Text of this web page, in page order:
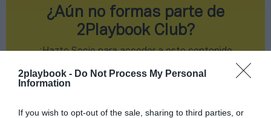
2playbook - Do Not Process My Personal
Information
If you wish to opt-out of the sale, sharing to third parties, or
¿Aún no formas parte de
2Playbook Club?
¡Hazte Socio para acceder a este contenido
¡Suscríbete!